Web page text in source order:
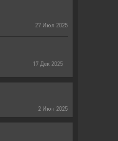
27 Июл 2025
17 Дек 2025
2 Июн 2025